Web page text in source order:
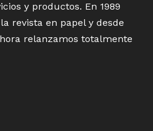
y productos. En 1989
revista en papel y desde
relanzamos totalmente